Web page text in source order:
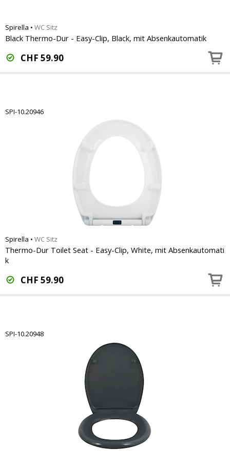
Spirella • WC Sitz
Black Thermo-Dur - Easy-Clip, Black, mit Absenkautomatik
CHF 59.90
SPI-10.20946
Spirella • WC Sitz
Thermo-Dur Toilet Seat - Easy-Clip, White, mit Absenkautomati
k
CHF 59.90
SPI-10.20948